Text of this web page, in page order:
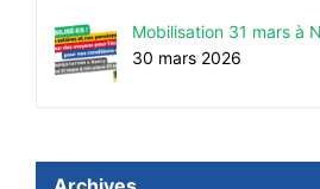
Mobilisation 31 mars à
30 mars 2026